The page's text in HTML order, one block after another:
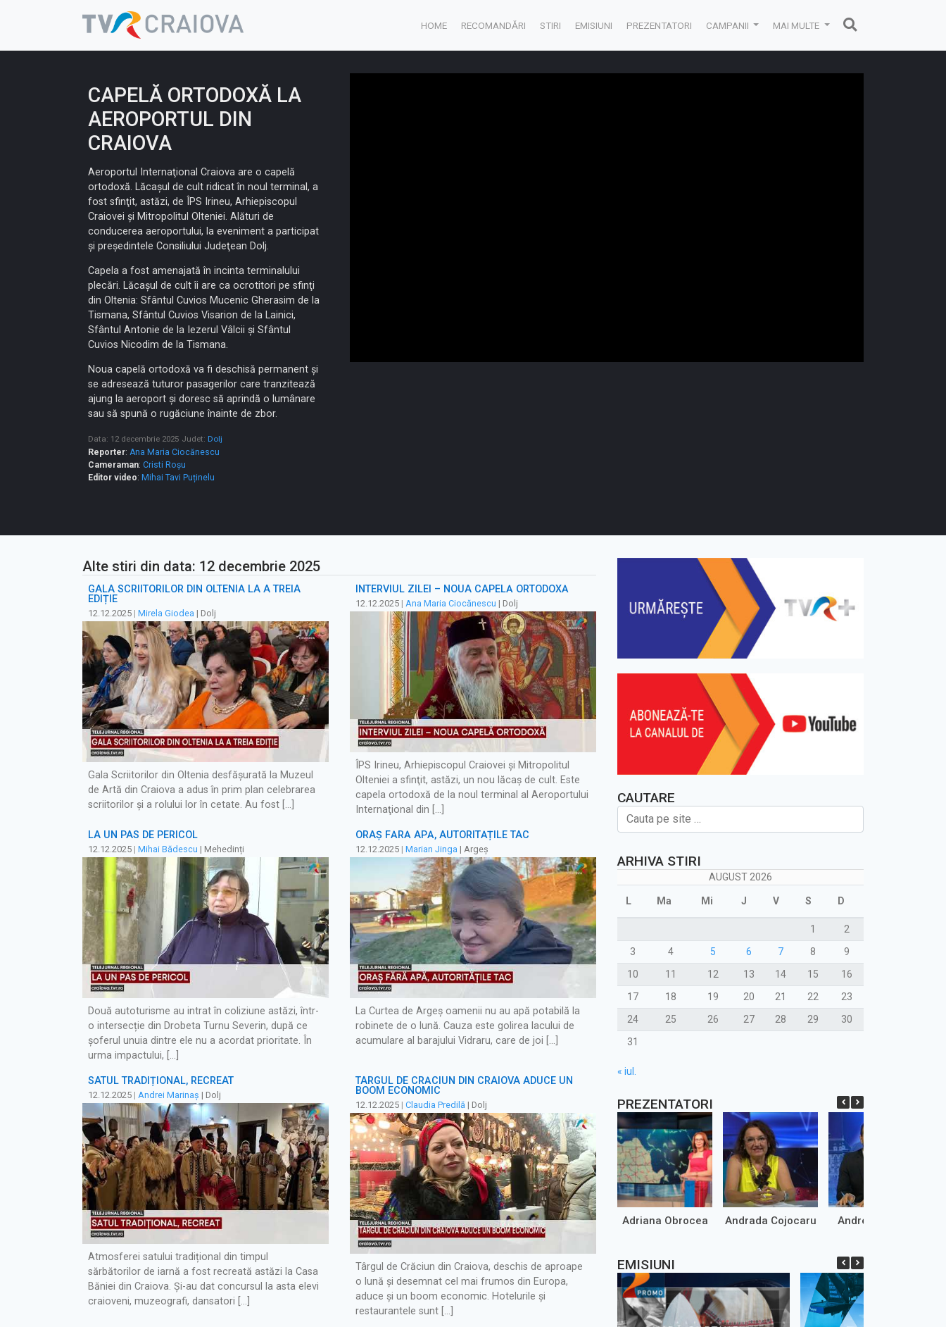
HOME RECOMANDĂRI STIRI EMISIUNI PREZENTATORI CAMPANII MAI MULTE
CAPELĂ ORTODOXĂ LA
AEROPORTUL DIN
CRAIOVA
Aeroportul Internaţional Craiova are o capelă
ortodoxă. Lăcaşul de cult ridicat în noul terminal, a
fost sfinţit, astăzi, de ÎPS Irineu, Arhiepiscopul
Craiovei şi Mitropolitul Olteniei. Alături de
conducerea aeroportului, la eveniment a participat
şi preşedintele Consiliului Judeţean Dolj.
Capela a fost amenajată în incinta terminalului
plecări. Lăcaşul de cult îi are ca ocrotitori pe sfinţi
din Oltenia: Sfântul Cuvios Mucenic Gherasim de la
Tismana, Sfântul Cuvios Visarion de la Lainici,
Sfântul Antonie de la Iezerul Vâlcii şi Sfântul
Cuvios Nicodim de la Tismana.
Noua capelă ortodoxă va fi deschisă permanent şi
se adresează tuturor pasagerilor care tranzitează
ajung la aeroport şi doresc să aprindă o lumânare
sau să spună o rugăciune înainte de zbor.
Data: 12 decembrie 2025 Judet: Dolj
Reporter: Ana Maria Ciocănescu
Cameraman: Cristi Roșu
Editor video: Mihai Tavi Puținelu
Alte stiri din data: 12 decembrie 2025
GALA SCRIITORILOR DIN OLTENIA LA A TREIA
EDIȚIE
12.12.2025 | Mirela Giodea | Dolj
Gala Scriitorilor din Oltenia desfășurată la Muzeul
de Artă din Craiova a adus în prim plan celebrarea
scriitorilor și a rolului lor în cetate. Au fost […]
INTERVIUL ZILEI – NOUA CAPELĂ ORTODOXĂ
12.12.2025 | Ana Maria Ciocănescu | Dolj
ÎPS Irineu, Arhiepiscopul Craiovei şi Mitropolitul
Olteniei a sfinţit, astăzi, un nou lăcaş de cult. Este
capela ortodoxă de la noul terminal al Aeroportului
Internaţional din […]
LA UN PAS DE PERICOL
12.12.2025 | Mihai Bădescu | Mehedinți
Două autoturisme au intrat în coliziune astăzi, într-
o intersecție din Drobeta Turnu Severin, după ce
șoferul unuia dintre ele nu a acordat prioritate. În
urma impactului, […]
ORAȘ FĂRĂ APĂ, AUTORITĂȚILE TAC
12.12.2025 | Marian Jinga | Argeș
La Curtea de Argeș oamenii nu au apă potabilă la
robinete de o lună. Cauza este golirea lacului de
acumulare al barajului Vidraru, care de joi […]
SATUL TRADIȚIONAL, RECREAT
12.12.2025 | Andrei Marinaș | Dolj
Atmosferei satului tradițional din timpul
sărbătorilor de iarnă a fost recreată astăzi la Casa
Băniei din Craiova. Și-au dat concursul la asta elevi
craioveni, muzeografi, dansatori […]
TÂRGUL DE CRĂCIUN DIN CRAIOVA ADUCE UN
BOOM ECONOMIC
12.12.2025 | Claudia Predilă | Dolj
Târgul de Crăciun din Craiova, deschis de aproape
o lună și desemnat cel mai frumos din Europa,
aduce și un boom economic. Hotelurile și
restaurantele sunt […]
CAUTARE
ARHIVA STIRI
AUGUST 2026
L Ma Mi J V S D
1
2
3
4 5 6 7 8
9
10
11 12 13 14 15
16
17
18 19 20 21 22
23
24
25 26 27 28 29
30
31
« iul.
PREZENTATORI
Adriana Obrocea Andrada Cojocaru Andrei Marinaș
EMISIUNI